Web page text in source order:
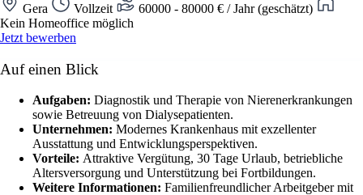
Gera Vollzeit
60000 - 80000 € / Jahr (geschätzt)
Kein Homeoffice möglich
Jetzt bewerben
Auf einen Blick
Aufgaben: Diagnostik und Therapie von Nierenerkrankungen
sowie Betreuung von Dialysepatienten.
Unternehmen: Modernes Krankenhaus mit exzellenter
Ausstattung und Entwicklungsperspektiven.
Vorteile: Attraktive Vergütung, 30 Tage Urlaub, betriebliche
Altersversorgung und Unterstützung bei Fortbildungen.
Weitere Informationen: Familienfreundlicher Arbeitgeber mit